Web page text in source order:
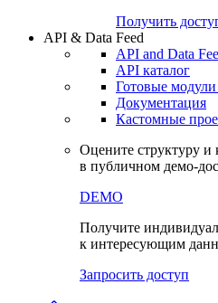
Получить
API & Data Feed
API and Data
API каталог
Готовые
Документация
Кастомные
Оцените структуру и
в публичном демо-
DEMO
Получите
к интересующим
Запросить доступ